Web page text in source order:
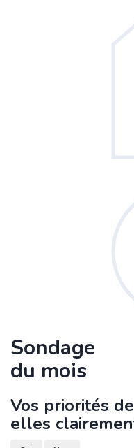
Sondage
du mois
Vos priorités
elles